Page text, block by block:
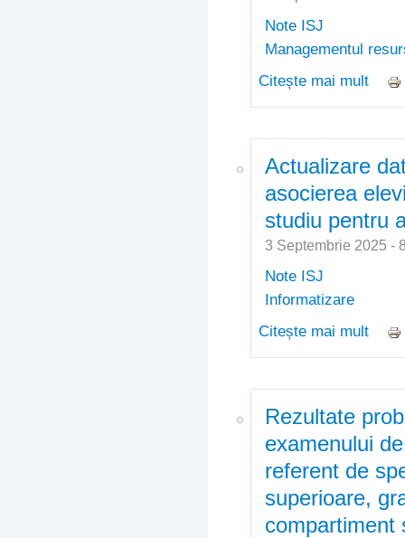
Note ISJ
Managementul
Citește mai mult
Actualizare
asocierea
studiu pentru
3 Septembrie 2025
Note ISJ
Informatizare
Citește mai mult
Rezultate
examenului
referent de
superioare,
compartiment